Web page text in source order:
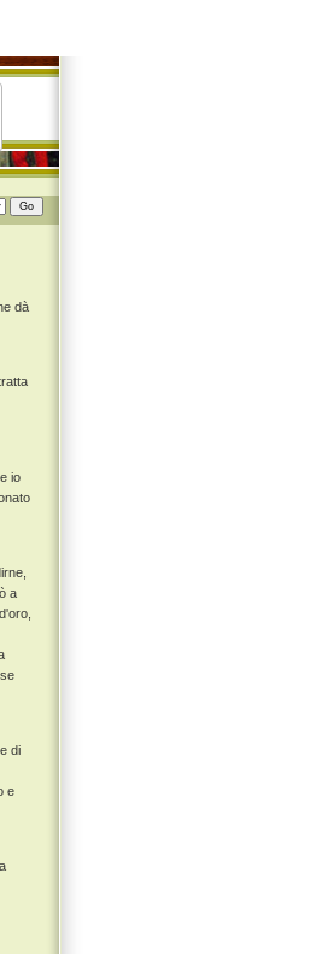
dà
io
a
di
e